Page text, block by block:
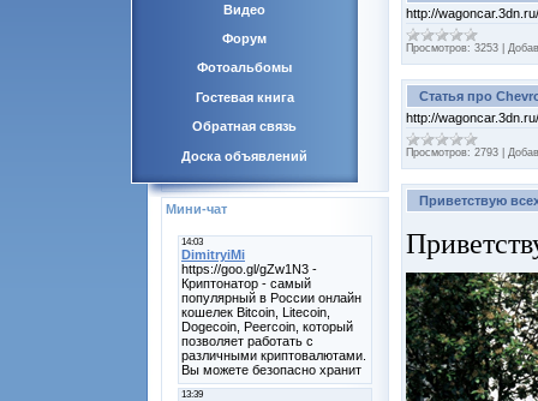
Видео
Форум
Фотоальбомы
Гостевая книга
Обратная связь
Доска объявлений
Мини-чат
http://
Просмотров: 3253
Статья про
http://
Просмотров: 2793
Приветствую